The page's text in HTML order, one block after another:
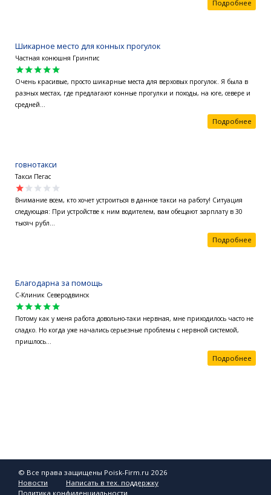
Подробнее
Шикарное место для конных прогулок
Частная конюшня Гринпис
star
star
star
star
star
Очень красивые, просто шикарные места для верховых прогулок. Я была в
разных местах, где предлагают конные прогулки и походы, на юге, севере и
средней...
Подробнее
говнотакси
Такси Пегас
star
star
star
star
star
Внимание всем, кто хочет устроиться в данное такси на работу! Ситуация
следующая: При устройстве к ним водителем, вам обещают зарплату в 30
тысяч рубл...
Подробнее
Благодарна за помощь
С-Клиник Северодвинск
star
star
star
star
star
Потому как у меня работа довольно-таки нервная, мне приходилось часто не
сладко. Но когда уже начались серьезные проблемы с нервной системой,
пришлось...
Подробнее
© Все права защищены Poisk-Firm.ru 2026
Новости
Написать в тех. поддержку
Политика конфиденциальности